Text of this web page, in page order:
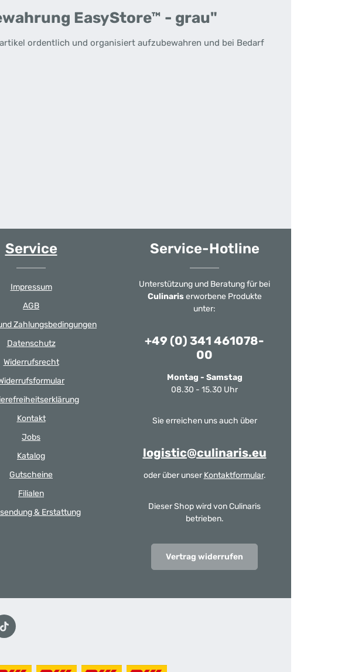
EasyStore™ - grau"
ordentlich und organisiert aufzubewahren und bei Bedarf
Service
Impressum
AGB
Zahlungsbedingungen
Datenschutz
Widerrufsrecht
Kontakt
Jobs
Katalog
Gutscheine
Filialen
& Erstattung
Service-Hotline
Unterstützung und Beratung für bei
Culinariserworbene Produkte
unter:
+49 (0) 341 461078-
00
Montag - Samstag
08.30 - 15.30 Uhr
Sie erreichen uns auch über
logistic@culinaris.eu
oder über unser Kontaktformular.
Dieser Shop wird von Culinaris
betrieben.
Vertrag widerrufen